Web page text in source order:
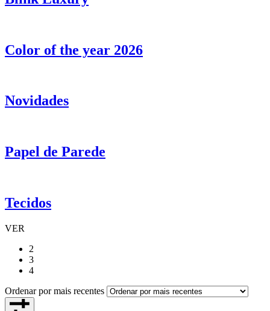
Color of the year 2026
Novidades
Papel de Parede
Tecidos
VER
2
3
4
Ordenar por mais recentes